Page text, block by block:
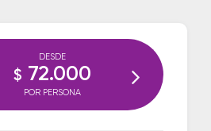
DESDE
$ 72.000
POR PERSONA